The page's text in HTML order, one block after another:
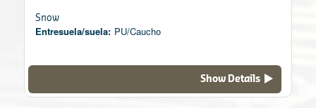
Snow
Entresuela/suela: PU/Caucho
Show Details